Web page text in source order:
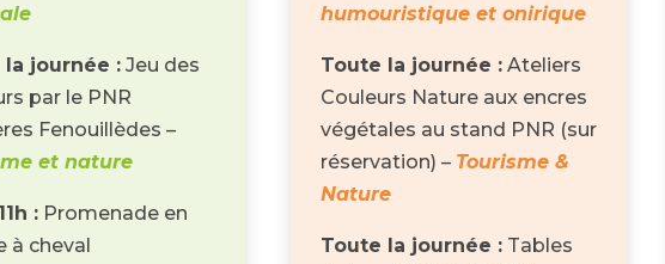
la journée : Jeu des
par le PNR
Fenouillèdes –
et nature
: Promenade en
à cheval
humouristique et onirique
Toute la journée :Ateliers
Couleurs Nature aux encres
végétales au stand PNR (sur
réservation) – Tourisme &
Nature
Toute la journée :Tables